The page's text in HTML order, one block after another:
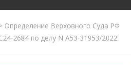
Определение Верховного Суда РФ
2684 по делу N А53-31953/2022